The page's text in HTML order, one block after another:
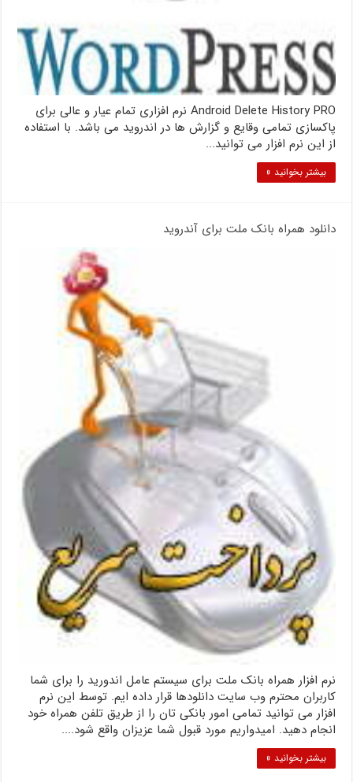
Android Delete History PRO نرم افزاری تمام عیار و عالی برای
پاکسازی تمامی وقایع و گزارش ها در اندروید می باشد. با استفاده
از این نرم افزار می توانید...
بیشتر بخوانید »
دانلود همراه بانک ملت برای آندروید
نرم افزار همراه بانک ملت برای سیستم عامل اندورید را برای شما
کاربران محترم وب سایت دانلودها قرار داده ایم. توسط این نرم
افزار می توانید تمامی امور بانکی تان را از طریق تلفن همراه خود
انجام دهید. امیدواریم مورد قبول شما عزیزان واقع شود....
بیشتر بخوانید »